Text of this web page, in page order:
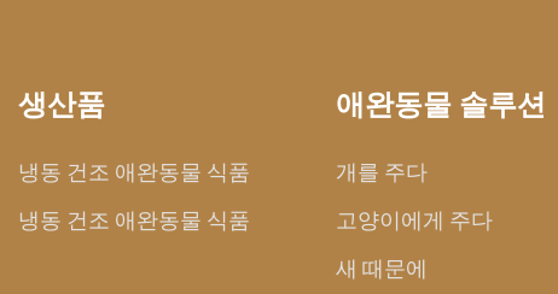
생산품
냉동 건조 애완동물 식품
냉동 건조 애완동물 식품
애완동물 솔루션
개를 주다
고양이에게 주다
새 때문에